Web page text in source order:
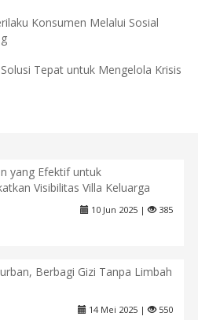
Konsumen Melalui Sosial
Tepat untuk Mengelola Krisis
yang Efektif untuk
Visibilitas Villa Keluarga
10 Jun 2025 | 385
Berbagi Gizi Tanpa Limbah
14 Mei 2025 | 550